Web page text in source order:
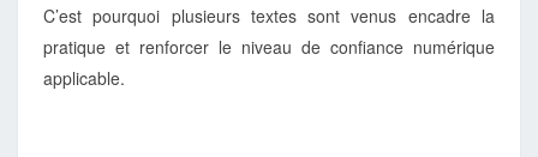
C’est pourquoi plusieurs textes sont venus encadre la
pratique et renforcer le niveau de confiance numérique
applicable.